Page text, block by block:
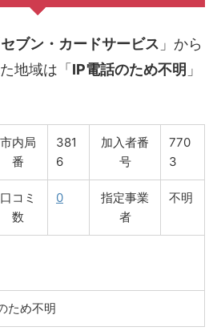
セブン・カードサービス 」から
地域は「IP電話のため不明 」
市内局
番
381
6
加入者番
号
770
3
口コミ
数
0
指定事業
者
不明
ため不明